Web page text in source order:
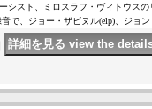
シスト、ミロスラフ・ヴィトウスの
で、ジョー・ザビヌル(elp)、ジョン